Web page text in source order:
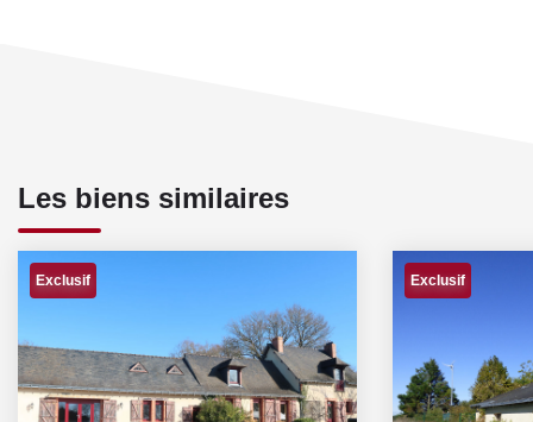
Les biens similaires
Exclusif Exclusif